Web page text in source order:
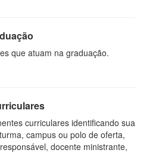
que atuam na graduação.
curriculares identificando sua
campus ou polo de oferta,
docente ministrante,